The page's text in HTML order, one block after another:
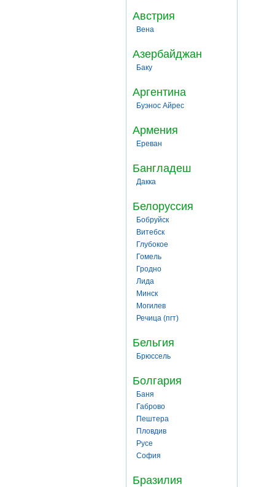
Австрия
Вена
Азербайджан
Баку
Аргентина
Буэнос Айрес
Армения
Ереван
Бангладеш
Дакка
Белоруссия
Бобруйск
Витебск
Глубокое
Гомель
Гродно
Лида
Минск
Могилев
Речица (пгт)
Бельгия
Брюссель
Болгария
Баня
Габрово
Пештера
Пловдив
Русе
София
Бразилия